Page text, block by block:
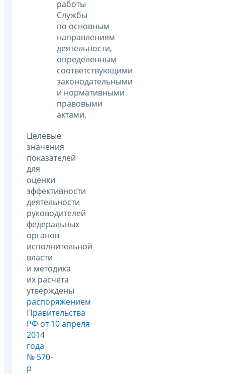
работы
Службы
по основным
направлениям
деятельности,
определенным
соответствующими
законодательными
и нормативными
правовыми
актами.
Целевые
значения
показателей
для
оценки
эффективности
деятельности
руководителей
федеральных
органов
исполнительной
власти
и методика
их расчета
утверждены
распоряжением
Правительства
РФ от 10 апреля
2014
года
№ 570-
р